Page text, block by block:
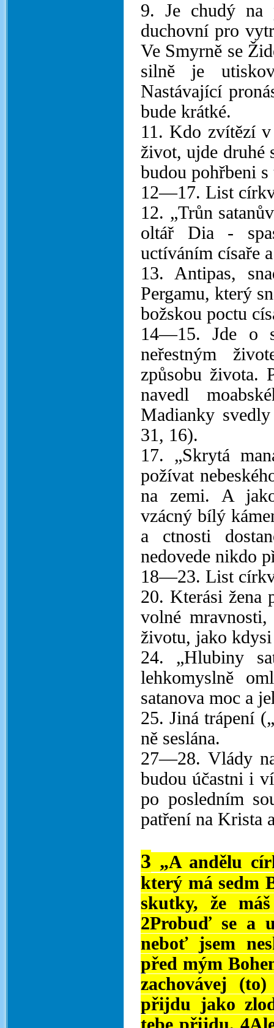
9. Je chudý na
duchovní pro
Ve Smyrně se
silně je
Nastávající
bude krátké.
11. Kdo zvítězí
život, ujde
budou pohřbeni
12—17. List
12. „Trůn
oltář Dia -
uctíváním císaře
13. Antipas,
Pergamu, který
božskou poctu
14—15. Jde o
neřestným
způsobu života.
navedl
Madianky
31, 16).
17. „Skrytá
požívat
na zemi. A
vzácný bílý
a ctnosti
nedovede nikdo
18—23. List
20. Kterási žena
volné
životu, jako
24. „Hlubiny
lehkomyslně
satanova moc a
25. Jiná trápení
ně seslána.
27—28. Vlády
budou účastni i
po posledním
patření na Krista
3 „A andělu
který má sedm
skutky, že
2Probuď se a
neboť jsem
před mým
zachovávej
přijdu jako